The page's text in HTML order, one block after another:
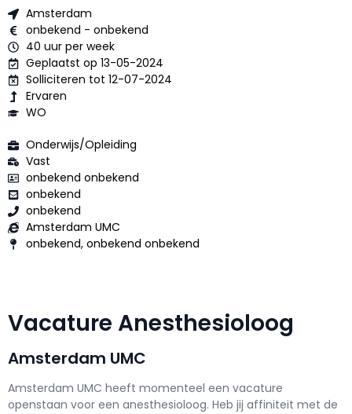
Amsterdam
onbekend - onbekend
40 uur per week
Geplaatst op 13-05-2024
Solliciteren tot 12-07-2024
Ervaren
WO
Onderwijs/Opleiding
Vast
onbekend onbekend
onbekend
onbekend
Amsterdam UMC
onbekend, onbekend onbekend
Vacature Anesthesioloog
Amsterdam UMC
Amsterdam UMC heeft momenteel een vacature
openstaan voor een anesthesioloog. Heb jij affiniteit met de